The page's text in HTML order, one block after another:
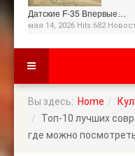
Датские F-35 Впервые…
мая 14, 2026 Hits:682
Вы здесь: Home
Топ-10 лучших
где можно